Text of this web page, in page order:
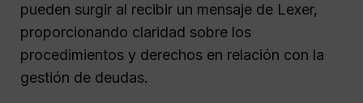
pueden surgir al recibir un mensaje de Lexer,
proporcionando claridad sobre los
procedimientos y derechos en relación con la
gestión de deudas.